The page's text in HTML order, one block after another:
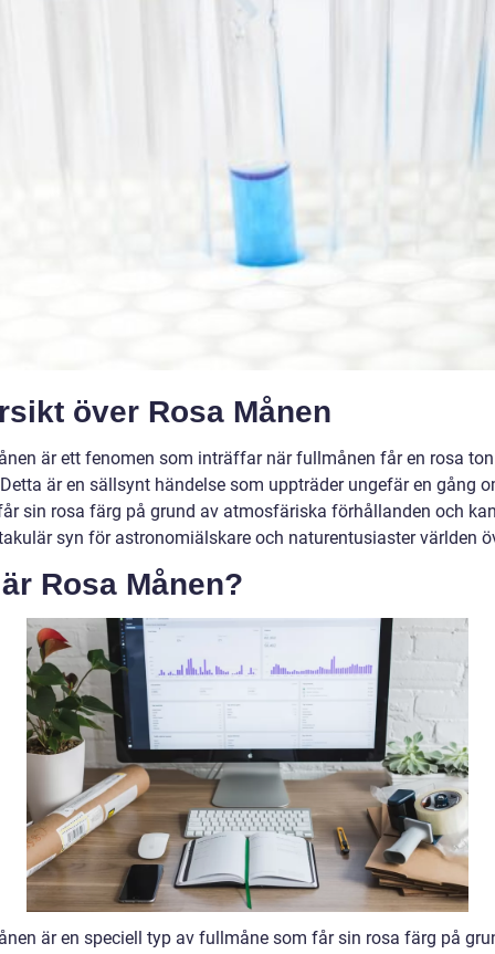
över Rosa Månen
är ett fenomen som inträffar när fullmånen får en rosa
är en sällsynt händelse som uppträder ungefär en gång
sin rosa färg på grund av atmosfäriska förhållanden och
syn för astronomiälskare och naturentusiaster världen
Rosa Månen?
är en speciell typ av fullmåne som får sin rosa färg på